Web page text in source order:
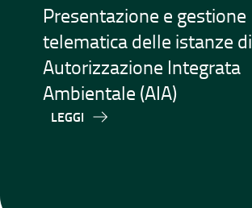
Presentazione e gestione
telematica delle istanze di
Autorizzazione Integrata
Ambientale (AIA)
LEGGI